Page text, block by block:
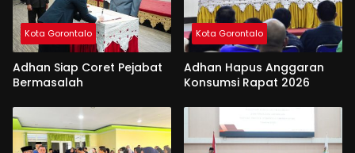
Kota Gorontalo
Adhan Siap Coret Pejabat
Bermasalah
Kota Gorontalo
Adhan Hapus Anggaran
Konsumsi Rapat 2026